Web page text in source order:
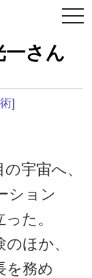
一さん
]
宇宙へ、
ション
った。
ほか、
を務め